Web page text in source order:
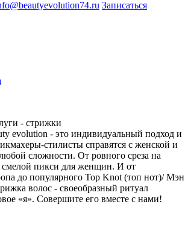
Записаться
- стрижки
evolution - это индивидуальный подход и
стилисты справятся с женской и
сложности. От ровного среза на
пикси для женщин. И от
до популярного Top Knot (топ нот)/ Мэн
волос - своеобразный ритуал
«я». Совершите его вместе с нами!